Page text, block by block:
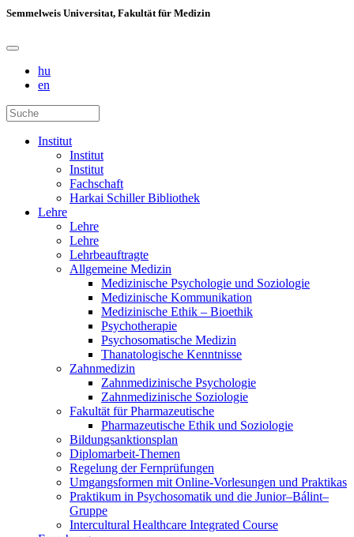
Semmelweis Universitat, Fakultät für Medizin
hu
en
Institut
Institut
Institut
Fachschaft
Harkai Schiller Bibliothek
Lehre
Lehre
Lehre
Lehrbeauftragte
Allgemeine Medizin
Medizinische Psychologie und Soziologie
Medizinische Kommunikation
Medizinische Ethik – Bioethik
Psychotherapie
Psychosomatische Medizin
Thanatologische Kenntnisse
Zahnmedizin
Zahnmedizinische Psychologie
Zahnmedizinische Soziologie
Fakultät für Pharmazeutische
Pharmazeutische Ethik und Soziologie
Bildungsanktionsplan
Diplomarbeit-Themen
Regelung der Fernprüfungen
Umgangsformen mit Online-Vorlesungen und Praktikas
Praktikum in Psychosomatik und die Junior–Bálint–
Gruppe
Intercultural Healthcare Integrated Course